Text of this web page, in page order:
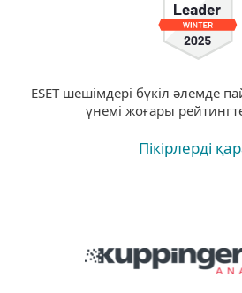
ESET шешімдері бүкіл әлемде
үнемі жоғары
Пікірлерді